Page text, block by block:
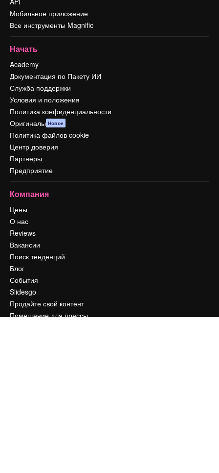
Мобильное приложение
Все инструменты Magnific
Начать
Academy
Документация по Пакету ИИ
Служба поддержки
Условия и положения
Политика конфиденциальности
Оригиналы Новое
Политика файлов cookie
Центр доверия
Партнеры
Предприятие
Компания
Цены
О нас
Reviews
Вакансии
Поиск тенденций
Блог
События
Slidesgo
Продайте свой контент
Помещение для прессы